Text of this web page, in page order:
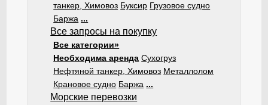
танкер, Химовоз Буксир Грузовое судно
Баржа ...
Все запросы на покупку
Все категории»
Необходима аренда Сухогруз
Нефтяной танкер, Химовоз Металлолом
Крановое судно Баржа ...
Морские перевозки